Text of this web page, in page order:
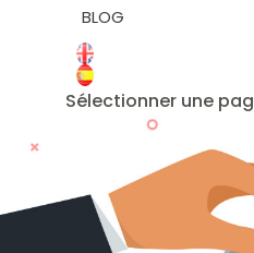
BLOG
Sélectionner une